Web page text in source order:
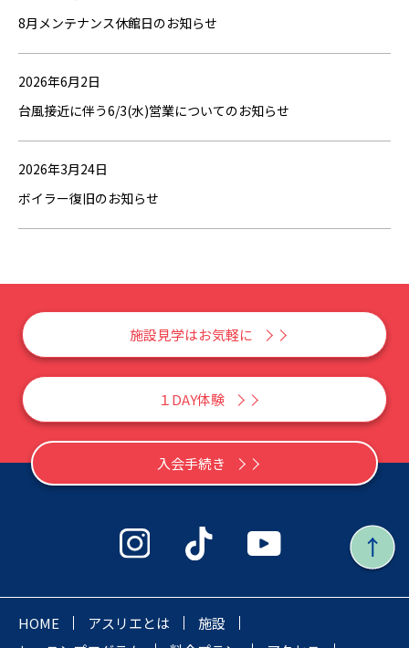
8月メンテナンス休館日のお知らせ
2026年6月2日
台風接近に伴う6/3(水)営業についてのお知らせ
2026年3月24日
ボイラー復旧のお知らせ
施設見学はお気軽に
１DAY体験
入会手続き
HOME アスリエとは
施設